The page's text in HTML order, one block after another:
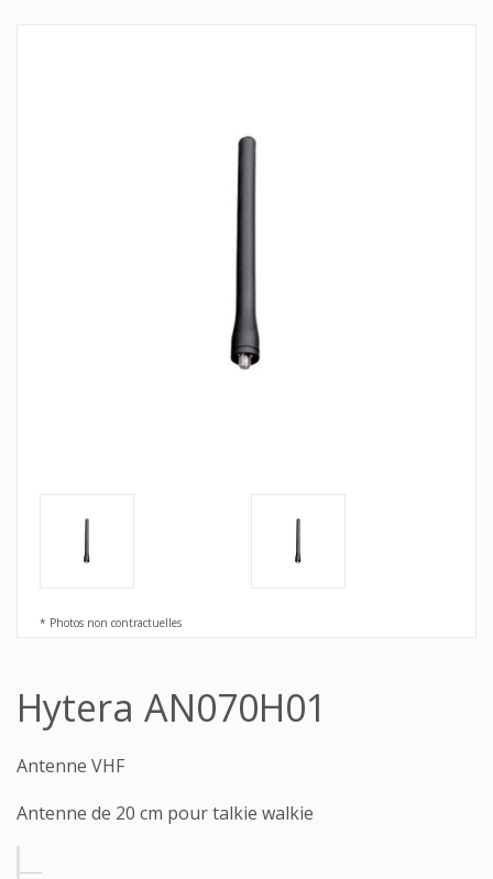
* Photos non contractuelles
Hytera AN070H01
Antenne VHF
Antenne de 20 cm pour talkie walkie